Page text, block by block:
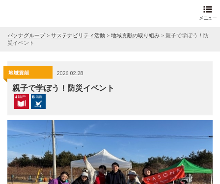
パソナグループ> サステナビリティ活動 > 地域貢献の取り組み > 親子で学ぼう！防
災イベント
2026.02.28
親子で学ぼう！防災イベント